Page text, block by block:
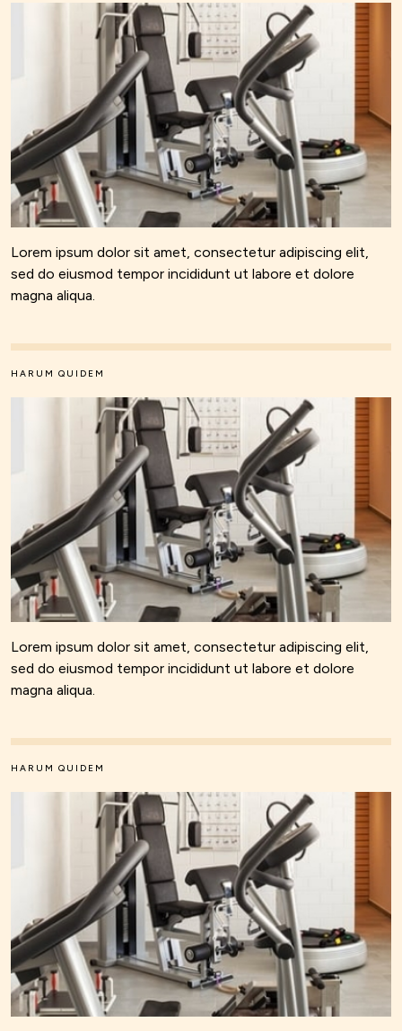
Lorem ipsum dolor sit amet, consectetur adipiscing elit,
sed do eiusmod tempor incididunt ut labore et dolore
magna aliqua.
HARUM QUIDEM
Lorem ipsum dolor sit amet, consectetur adipiscing elit,
sed do eiusmod tempor incididunt ut labore et dolore
magna aliqua.
HARUM QUIDEM